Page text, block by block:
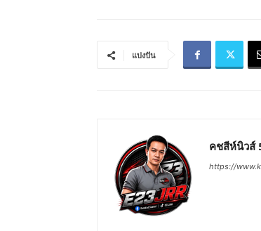
แบ่งปัน
คชสีห์นิวส์
https://